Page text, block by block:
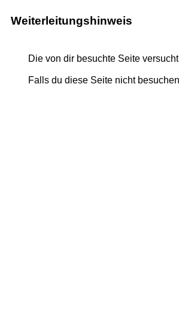
Weiterleitungshinweis
Die von dir besuchte Seite
Falls du diese Seite nicht